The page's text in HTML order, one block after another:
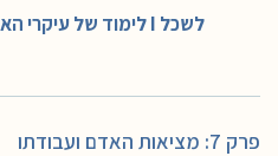
לשכל I לימוד של עיקרי האמונה לפי חכמת הקבלה
פרק 7: מציאות האדם ועבודתו